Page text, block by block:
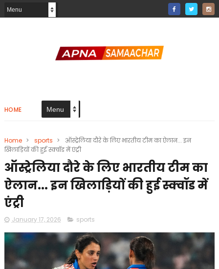
HOME
Home > sports >
ऑस्ट्रेलिया दौरे के लिए भारतीय टीम का ऐलान... इन
खिलाड़ियों की हुई स्क्वॉड में एंट्री
ऑस्ट्रेलिया दौरे के लिए भारतीय टीम का
ऐलान... इन खिलाड़ियों की हुई स्क्वॉड में
एंट्री
January 17, 2026 sports